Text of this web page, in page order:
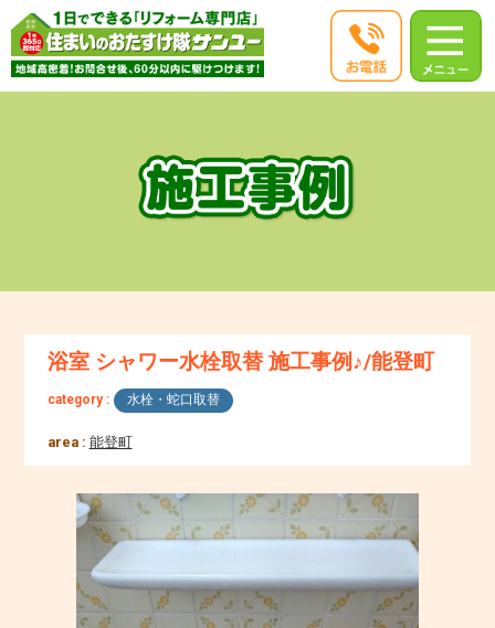
浴室 シャワー水栓取替 施工事例♪/能登町
category : 水栓・蛇口取替
area : 能登町